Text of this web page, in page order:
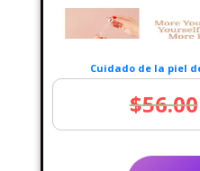
Cuidado de la piel
$56.00